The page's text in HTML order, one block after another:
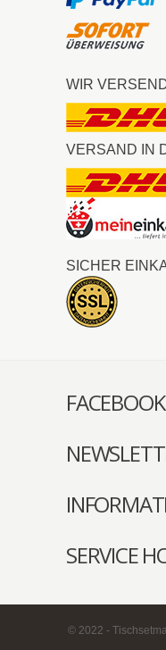
WIR
VERSAND IN
SICHER
FACEBOOK
SERVICE
© 2022 -